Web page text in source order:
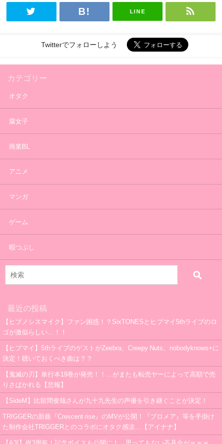
LINE
Twitterでフォローしよう
カテゴリー
オタク
腐女子
商業BL
アニメ
マンガ
ゲーム
暇つぶし
最近の投稿
【ヒプノシスマイク】ファン困惑！？SixTONESとヒプマイ5thライブのロ
ゴが激似らしい…！！
【ヒプマイ】5thライブのゲストがZeebra、Creepy Nuts、nobodyknows+に
決定！聴いておくべき曲は？？
【鬼滅の刃】単行本19巻が発売！！…がまたも転売ヤーによって高額で売
りさばかれる【悲報】
【SideM】比留間俊哉さんが九十九先生の声優を引き継ぐことが決定！
TRIGGERの新曲『Crescent rise』のMVが公開！『プロメア』等を手掛け
た制作会社TRIGGERとのコラボにオタク感涙…【アイナナ】